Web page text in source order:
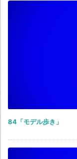
84「モデル歩き」